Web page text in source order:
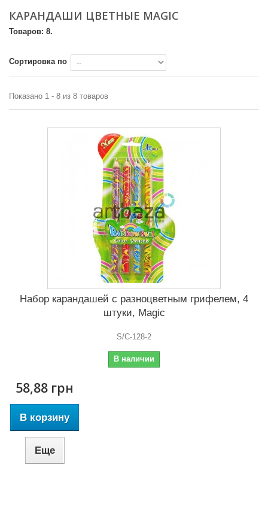
КАРАНДАШИ ЦВЕТНЫЕ MAGIC
Товаров: 8.
Сортировка по
Показано 1 - 8 из 8 товаров
Набор карандашей с разноцветным грифелем, 4
штуки, Magic
S/C-128-2
В наличии
58,88 грн
В корзину
Еще